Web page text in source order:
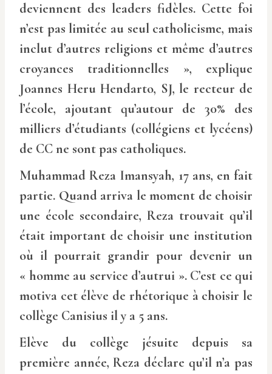
deviennent des leaders fidèles. Cette foi
n’est pas limitée au seul catholicisme, mais
inclut d’autres religions et même d’autres
croyances traditionnelles », explique
Joannes Heru Hendarto, SJ, le recteur de
l’école, ajoutant qu’autour de 30% des
milliers d’étudiants (collégiens et lycéens)
de CC ne sont pas catholiques.
Muhammad Reza Imansyah, 17 ans, en fait
partie. Quand arriva le moment de choisir
une école secondaire, Reza trouvait qu’il
était important de choisir une institution
où il pourrait grandir pour devenir un
« homme au service d’autrui ». C’est ce qui
motiva cet élève de rhétorique à choisir le
collège Canisius il y a 5 ans.
Elève du collège jésuite depuis sa
première année, Reza déclare qu’il n’a pas